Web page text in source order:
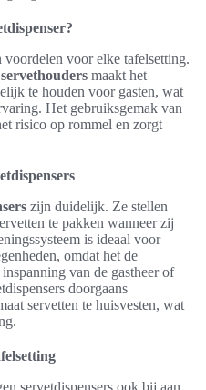
voordelen voor elke tafelsetting.
maakt het
te houden voor gasten, wat
Het gebruiksgemak van
risico op rommel en zorgt
zijn duidelijk. Ze stellen
te pakken wanneer zij
is ideaal voor
omdat het de
van de gastheer of
doorgaans
servetten te huisvesten, wat
servetdispensers ook bij aan